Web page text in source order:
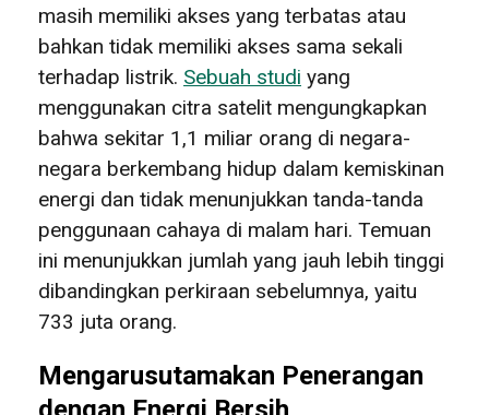
masih memiliki akses yang terbatas atau
bahkan tidak memiliki akses sama sekali
terhadap listrik. Sebuah studi yang
menggunakan citra satelit mengungkapkan
bahwa sekitar 1,1 miliar orang di negara-
negara berkembang hidup dalam kemiskinan
energi dan tidak menunjukkan tanda-tanda
penggunaan cahaya di malam hari. Temuan
ini menunjukkan jumlah yang jauh lebih tinggi
dibandingkan perkiraan sebelumnya, yaitu
733 juta orang.
Mengarusutamakan Penerangan